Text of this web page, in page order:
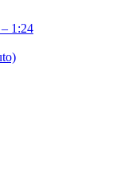
1:24